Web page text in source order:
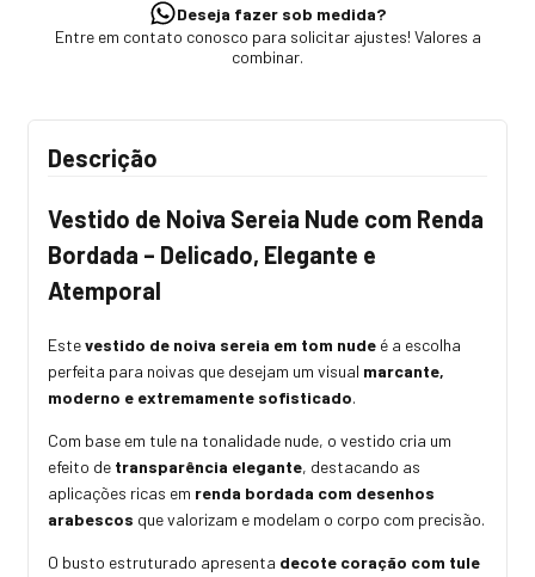
Deseja fazer sob medida?
Entre em contato conosco para solicitar ajustes! Valores a
combinar.
Descrição
Vestido de Noiva Sereia Nude com Renda
Bordada – Delicado, Elegante e
Atemporal
Estevestido de noiva sereia em tom nude é a escolha
perfeita para noivas que desejam um visual marcante,
moderno e extremamente sofisticado.
Com base em tule na tonalidade nude, o vestido cria um
efeito de transparência elegante, destacando as
aplicações ricas em renda bordada com desenhos
arabescos que valorizam e modelam o corpo com precisão.
O busto estruturado apresenta decote coração com tule